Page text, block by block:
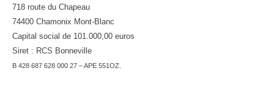
718 route du Chapeau
74400 Chamonix Mont-Blanc
Capital social de 101.000,00 euros
Siret : RCS Bonneville
B 428 687 628 000 27 – APE 551OZ.